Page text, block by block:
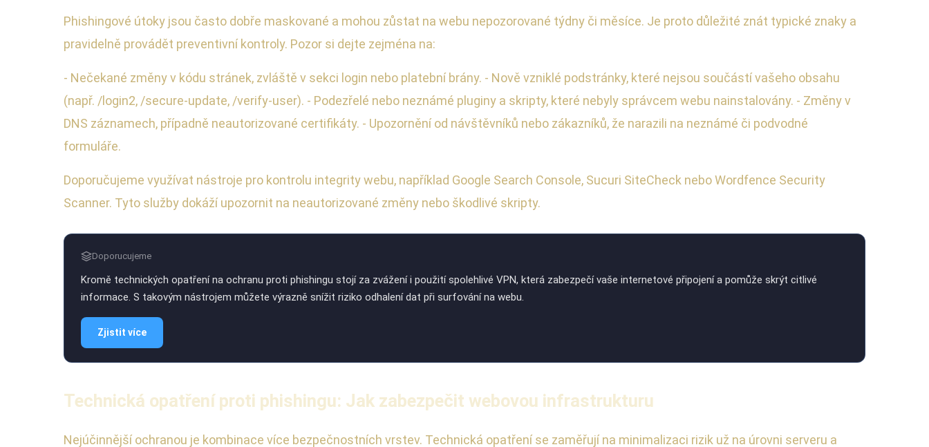
Phishingové útoky jsou často dobře maskované a mohou zůstat na webu nepozorované týdny či měsíce. Je proto důležité znát typické znaky a
pravidelně provádět preventivní kontroly. Pozor si dejte zejména na:
- Nečekané změny v kódu stránek, zvláště v sekci login nebo platební brány. - Nově vzniklé podstránky, které nejsou součástí vašeho obsahu
(např. /login2, /secure-update, /verify-user). - Podezřelé nebo neznámé pluginy a skripty, které nebyly správcem webu nainstalovány. - Změny v
DNS záznamech, případně neautorizované certifikáty. - Upozornění od návštěvníků nebo zákazníků, že narazili na neznámé či podvodné
formuláře.
Doporučujeme využívat nástroje pro kontrolu integrity webu, například Google Search Console, Sucuri SiteCheck nebo Wordfence Security
Scanner. Tyto služby dokáží upozornit na neautorizované změny nebo škodlivé skripty.
Doporucujeme
Kromě technických opatření na ochranu proti phishingu stojí za zvážení i použití spolehlivé VPN, která zabezpečí vaše internetové připojení a pomůže skrýt citlivé
informace. S takovým nástrojem můžete výrazně snížit riziko odhalení dat při surfování na webu.
Zjistit více
Technická opatření proti phishingu: Jak zabezpečit webovou infrastrukturu
Nejúčinnější ochranou je kombinace více bezpečnostních vrstev. Technická opatření se zaměřují na minimalizaci rizik už na úrovni serveru a